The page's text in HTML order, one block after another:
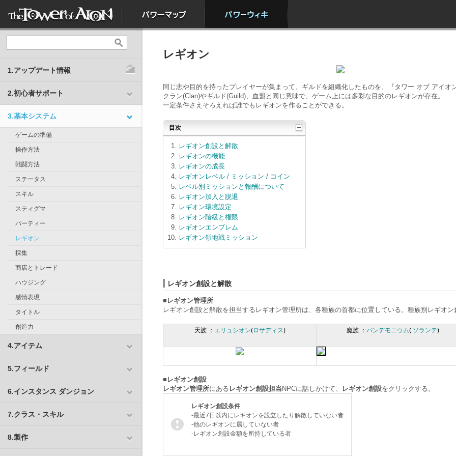
1.アップデート情報
2.初心者サポート
3.基本システム
ゲームの準備
操作方法
戦闘方法
ステータス
スキル
スティグマ
パーティー
レギオン
採集
商店とトレード
ハウジング
感情表現
タイトル
創造力
4.アイテム
5.フィールド
6.インスタンス ダンジョン
7.クラス・スキル
8.製作
レギオン
同じ志や目的を持ったプレイヤーが集まって、ギルドを組織化したものを、『タワー オブ アイオ
クラン(Clan)やギルド(Guild)、血盟と同じ意味で、ゲーム上には多彩な目的のレギオンが存在。
一定条件さえそろえれば誰でもレギオンを作ることができる。
目次
レギオン創設と解散
レギオンの機能
レギオンの成長
レギオンレベル / ミッション / コイン
レベル別ミッションと報酬について
レギオン加入と脱退
レギオン環境設定
レギオン階級と権限
レギオンエンブレム
レギオン領地戦ミッション
レギオン創設と解散
■レギオン管理所
レギオン創設と解散を担当するレギオン管理所は、各種族の首都に位置している。種族別レギオン
天族 ： エリュシオン(ロサディス) 魔族 ： パンデモニウム( ソランテ)
■レギオン創設
レギオン管理所にある レギオン創設担当 NPCに話しかけて、 レギオン創設をクリックする。
レギオン創設条件
-最近7日以内にレギオンを設立したり解散していない者
-他のレギオンに属していない者
-レギオン創設金額を所持している者